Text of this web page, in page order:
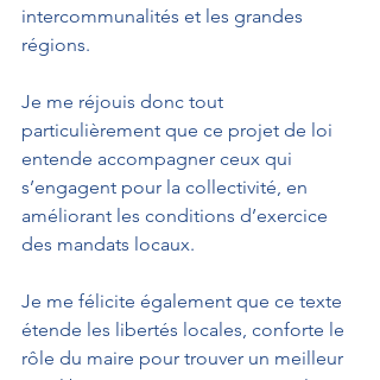
intercommunalités et les grandes
régions.
Je me réjouis donc tout
particulièrement que ce projet de loi
entende accompagner ceux qui
s’engagent pour la collectivité, en
améliorant les conditions d’exercice
des mandats locaux.
Je me félicite également que ce texte
étende les libertés locales, conforte le
rôle du maire pour trouver un meilleur